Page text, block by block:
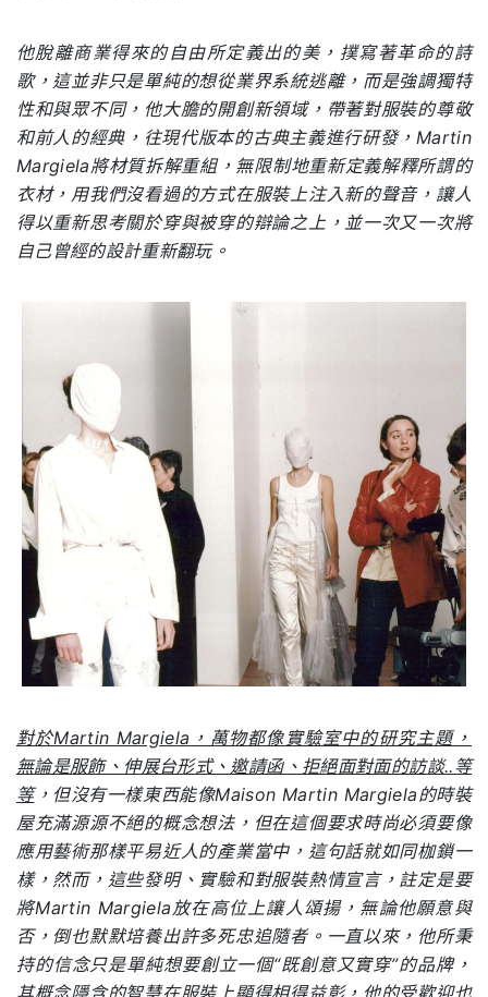
他脫離商業得來的自由所定義出的美，撲寫著革命的詩
歌，這並非只是單純的想從業界系統逃離，而是強調獨特
性和與眾不同，他大膽的開創新領域，帶著對服裝的尊敬
和前人的經典，往現代版本的古典主義進行研發，Martin
Margiela將材質拆解重組，無限制地重新定義解釋所謂的
衣材，用我們沒看過的方式在服裝上注入新的聲音，讓人
得以重新思考關於穿與被穿的辯論之上，並一次又一次將
自己曾經的設計重新翻玩。
對於Martin Margiela，萬物都像實驗室中的研究主題，
無論是服飾、伸展台形式、邀請函、拒絕面對面的訪談..等
等，但沒有一樣東西能像Maison Martin Margiela的時裝
屋充滿源源不絕的概念想法，但在這個要求時尚必須要像
應用藝術那樣平易近人的產業當中，這句話就如同枷鎖一
樣，然而，這些發明、實驗和對服裝熱情宣言，註定是要
將Martin Margiela放在高位上讓人頌揚，無論他願意與
否，倒也默默培養出許多死忠追隨者。一直以來，他所秉
持的信念只是單純想要創立一個“既創意又實穿”的品牌，
其概念隱含的智慧在服裝上顯得相得益彰，他的受歡迎也